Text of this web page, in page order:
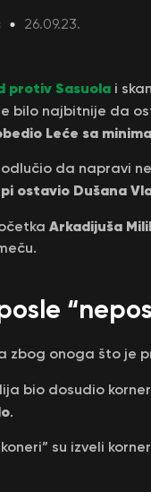
26.09.23.
protiv Sasuola i
bilo najbitnije da
Leće sa
odlučio da napravi
ostavio Dušana
Arkadijuša
zbog onoga što je
bio dosudio
.
su izveli